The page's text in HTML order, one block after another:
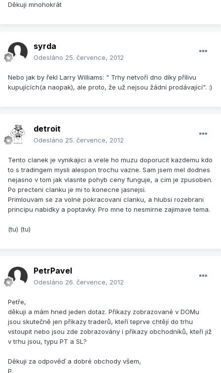
Děkuji mnohokrát
syrda
Odesláno 25. července, 2012
Nebo jak by řekl Larry Williams: " Trhy netvoří dno díky přílivu
kupujících(a naopak), ale proto, že už nejsou žádní prodávající". :)
detroit
Odesláno 25. července, 2012
Tento clanek je vynikajici a vrele ho muzu doporucit kazdemu kdo
to s tradingem mysli alespon trochu vazne. Sam jsem mel dodnes
nejasno v tom jak vlasnte pohyb ceny funguje, a cim je zpusoben.
Po precteni clanku je mi to konecne jasnejsi.
Primlouvam se za volne pokracovani clanku, a hlubsi rozebrani
principu nabidky a poptavky. Pro mne to nesmirne zajimave tema.
(tu) (tu)
PetrPavel
Odesláno 26. července, 2012
Petře,
děkuji a mám hned jeden dotaz. Příkazy zobrazované v DOMu
jsou skutečně jen příkazy traderů, kteří teprve chtějí do trhu
vstoupit nebo jsou zde zobrazovány i příkazy obchodníků, kteří již
v trhu jsou, typu PT a SL?
Děkuji za odpověď a dobré obchody všem,
P.